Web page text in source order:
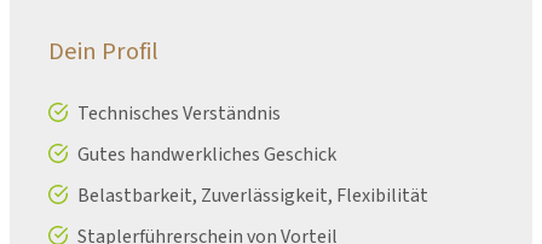
Dein Profil
Technisches Verständnis
Gutes handwerkliches Geschick
Belastbarkeit, Zuverlässigkeit, Flexibilität
Staplerführerschein von Vorteil